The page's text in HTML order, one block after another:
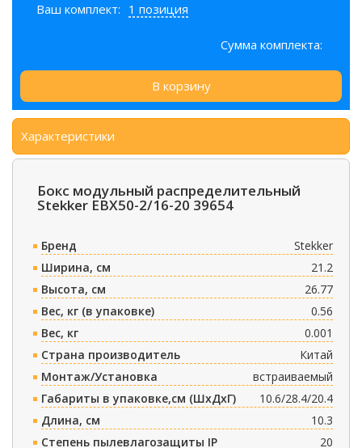
Ваш комплект: 1 позиция
Сумма комплекта:
В корзину
Характеристики
Бокс модульный распределительный
Stekker EBX50-2/16-20 39654
Бренд
Stekker
Ширина, см
21.2
Высота, см
26.77
Вес, кг (в упаковке)
0.56
Вес, кг
0.001
Страна производитель
Китай
Монтаж/Установка
встраиваемый
Габариты в упаковке,см (ШxДxГ)
10.6/28.4/20.4
Длина, см
10.3
Степень пылевлагозащиты IP
20